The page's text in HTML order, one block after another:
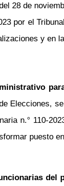
28 de
por el
y en
Elecciones,
n.° 110-
puesto
del